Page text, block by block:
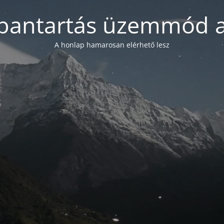
üzemmód
A honlap hamarosan elérhető lesz